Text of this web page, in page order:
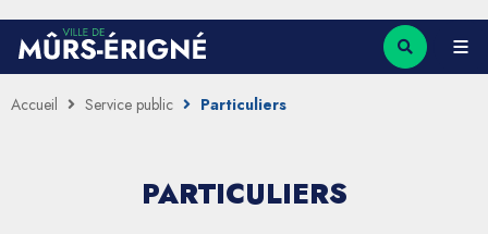
Accueil Service public Particuliers
PARTICULIERS